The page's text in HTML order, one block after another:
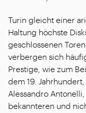
Turin gleicht einer
Haltung höchste
geschlossenen
verbergen sich
Prestige, wie zum
dem 19.
Alessandro
bekannteren und